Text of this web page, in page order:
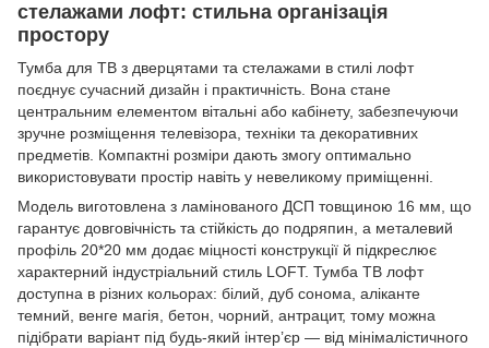
стелажами лофт: стильна організація
простору
Тумба для ТВ з дверцятами та стелажами в стилі лофт
поєднує сучасний дизайн і практичність. Вона стане
центральним елементом вітальні або кабінету, забезпечуючи
зручне розміщення телевізора, техніки та декоративних
предметів. Компактні розміри дають змогу оптимально
використовувати простір навіть у невеликому приміщенні.
Модель виготовлена з ламінованого ДСП товщиною 16 мм, що
гарантує довговічність та стійкість до подряпин, а металевий
профіль 20*20 мм додає міцності конструкції й підкреслює
характерний індустріальний стиль LOFT. Тумба ТВ лофт
доступна в різних кольорах: білий, дуб сонома, аліканте
темний, венге магія, бетон, чорний, антрацит, тому можна
підібрати варіант під будь-який інтер’єр — від мінімалістичного